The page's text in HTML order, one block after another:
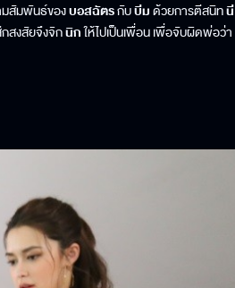
มสัมพันธ์ของบอสฉัตรกับบีมด้วยการตีสนิทนี
สงสัยจึงจิกนิกให้ไปเป็นเพื่อน เพื่อจับผิดพ่อว่า